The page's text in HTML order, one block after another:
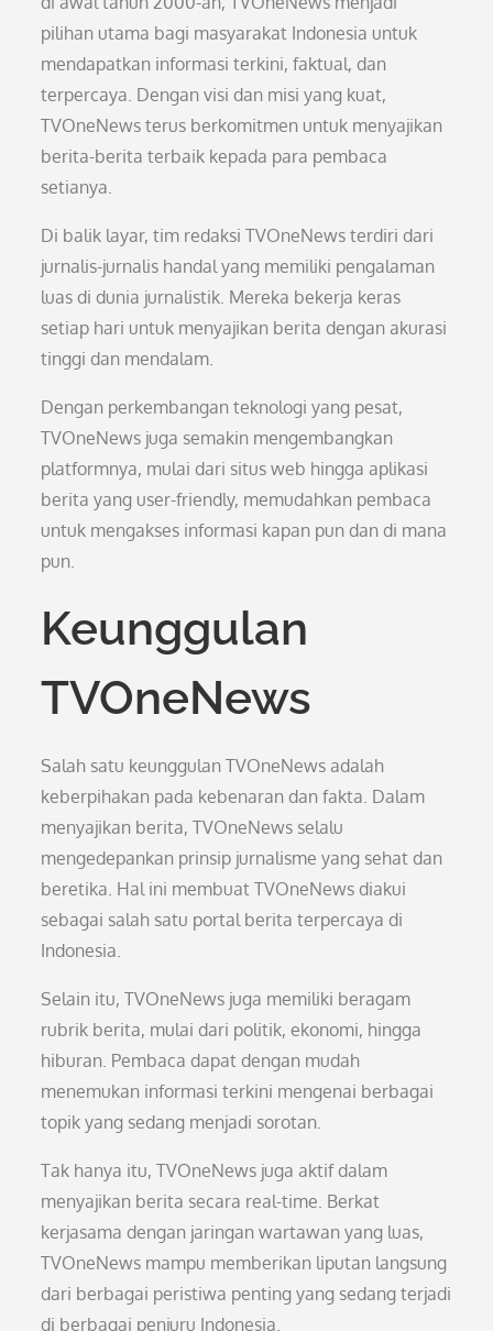
pilihan utama bagi masyarakat Indonesia untuk
mendapatkan informasi terkini, faktual, dan
terpercaya. Dengan visi dan misi yang kuat,
TVOneNews terus berkomitmen untuk menyajikan
berita-berita terbaik kepada para pembaca
setianya.
Di balik layar, tim redaksi TVOneNews terdiri dari
jurnalis-jurnalis handal yang memiliki pengalaman
luas di dunia jurnalistik. Mereka bekerja keras
setiap hari untuk menyajikan berita dengan akurasi
tinggi dan mendalam.
Dengan perkembangan teknologi yang pesat,
TVOneNews juga semakin mengembangkan
platformnya, mulai dari situs web hingga aplikasi
berita yang user-friendly, memudahkan pembaca
untuk mengakses informasi kapan pun dan di mana
pun.
Keunggulan
TVOneNews
Salah satu keunggulan TVOneNews adalah
keberpihakan pada kebenaran dan fakta. Dalam
menyajikan berita, TVOneNews selalu
mengedepankan prinsip jurnalisme yang sehat dan
beretika. Hal ini membuat TVOneNews diakui
sebagai salah satu portal berita terpercaya di
Indonesia.
Selain itu, TVOneNews juga memiliki beragam
rubrik berita, mulai dari politik, ekonomi, hingga
hiburan. Pembaca dapat dengan mudah
menemukan informasi terkini mengenai berbagai
topik yang sedang menjadi sorotan.
Tak hanya itu, TVOneNews juga aktif dalam
menyajikan berita secara real-time. Berkat
kerjasama dengan jaringan wartawan yang luas,
TVOneNews mampu memberikan liputan langsung
dari berbagai peristiwa penting yang sedang terjadi
di berbagai penjuru Indonesia.